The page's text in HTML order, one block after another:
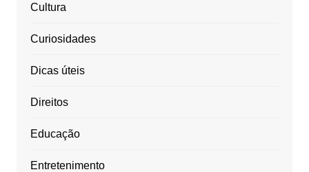
Cultura
Curiosidades
Dicas úteis
Direitos
Educação
Entretenimento